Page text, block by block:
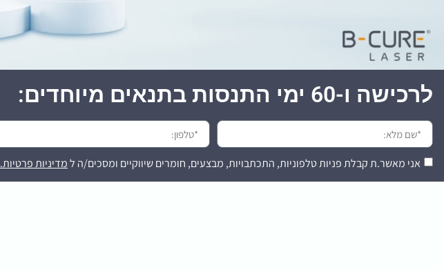
לרכישה ו-60 ימי התנסות בתנאים מיוחדים:
אני מאשר.ת קבלת פניות טלפוניות, התכתבויות, מבצעים, חומרים שיווקיים ומסכים/ה למדיניות פרטיות.